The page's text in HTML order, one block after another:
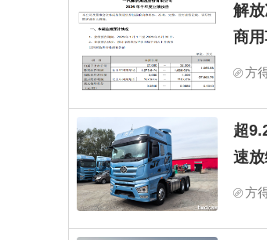
解
商
方
超
速
方